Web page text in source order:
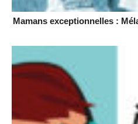
Mamans exceptionnelles :